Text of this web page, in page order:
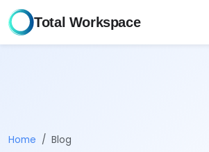
Total Workspace
Home Blog